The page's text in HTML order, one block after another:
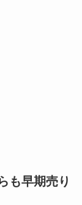
も早期売り